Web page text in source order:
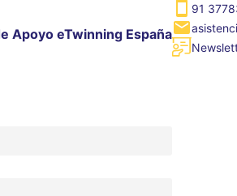
Apoyo eTwinning España
91